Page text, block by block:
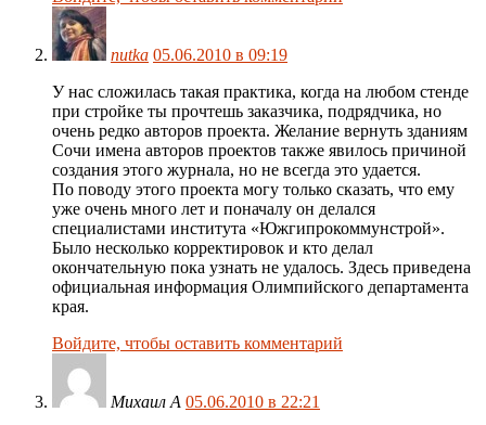
nutka 05.06.2010 в 09:19
У нас сложилась такая практика, когда на любом стенде
при стройке ты прочтешь заказчика, подрядчика, но
очень редко авторов проекта. Желание вернуть зданиям
Сочи имена авторов проектов также явилось причиной
создания этого журнала, но не всегда это удается.
По поводу этого проекта могу только сказать, что ему
уже очень много лет и поначалу он делался
специалистами института «Южгипрокоммунстрой».
Было несколько корректировок и кто делал
окончательную пока узнать не удалось. Здесь приведена
официальная информация Олимпийского департамента
края.
Войдите, чтобы оставить комментарий
Михаил А 05.06.2010 в 22:21